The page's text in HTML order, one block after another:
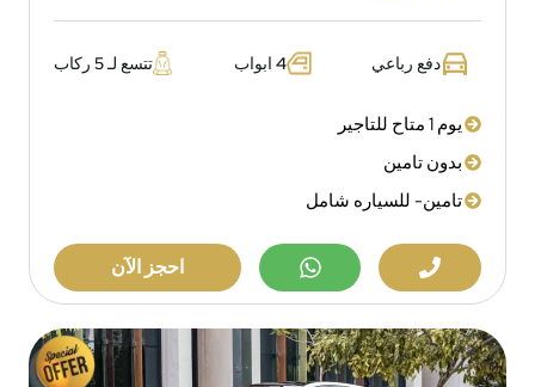
دفع رباعي 4 ابواب تتسع لـ 5 ركاب
يوم 1 متاح للتاجير
بدون تامين
تامين- للسياره شامل
احجز الآن